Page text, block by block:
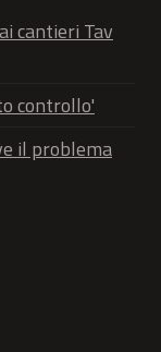
cantieri Tav
controllo'
il problema